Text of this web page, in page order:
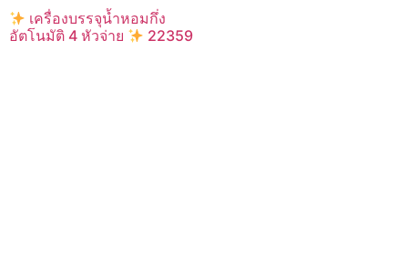
เครื่องบรรจุน้ำหอมกึ่ง
อัตโนมัติ 4 หัวจ่าย
22359